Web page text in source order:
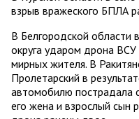
взрыв вражеского БПЛА
В Белгородской области
округа ударом дрона
мирных жителя. В
Пролетарский в
автомобилю пострадала
его жена и взрослый сын